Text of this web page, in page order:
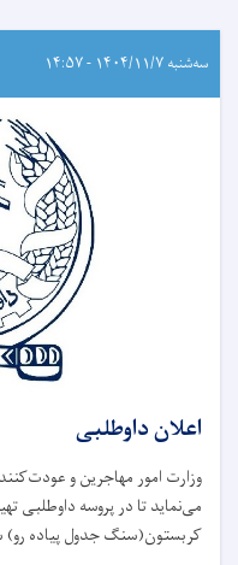
سه‌شنبه ۱۴۰۴/۱۱/۷ - ۱۴:۵۷
اعلان داوطلبی
وزارت امور مهاجرین و
می‌نماید تا در پروسه داوطلبی
کربستون(سنگ جدول پیاده رو)